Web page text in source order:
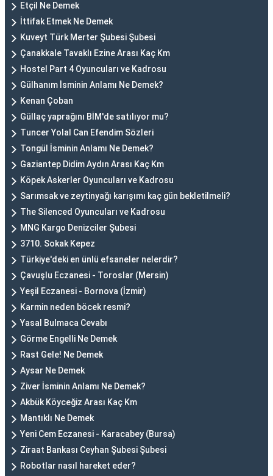
Etçil Ne Demek
İttifak Etmek Ne Demek
Kuveyt Türk Merter Şubesi Şubesi
Çanakkale Tavaklı Ezine Arası Kaç Km
Hostel Part 4 Oyuncuları ve Kadrosu
Gülhanım İsminin Anlamı Ne Demek?
Kenan Çoban
Güllaç yaprağını BİM'de satılıyor mu?
Tuncer Yolal Can Efendim Sözleri
Tongül İsminin Anlamı Ne Demek?
Gaziantep Didim Aydın Arası Kaç Km
Köpek Askerler Oyuncuları ve Kadrosu
Sarımsak ve zeytinyağı karışımı kaç gün bekletilmeli?
The Silenced Oyuncuları ve Kadrosu
MNG Kargo Denizciler Şubesi
3710. Sokak Kepez
Türkiye'deki en ünlü efsaneler nelerdir?
Çavuşlu Eczanesi - Toroslar (Mersin)
Yeşil Eczanesi - Bornova (İzmir)
Karmin neden böcek resmi?
Yasal Bulmaca Cevabı
Görme Engelli Ne Demek
Rast Gele! Ne Demek
Aysar Ne Demek
Ziver İsminin Anlamı Ne Demek?
Akbük Köyceğiz Arası Kaç Km
Mantıklı Ne Demek
Yeni Cem Eczanesi - Karacabey (Bursa)
Ziraat Bankası Ceyhan Şubesi Şubesi
Robotlar nasıl hareket eder?